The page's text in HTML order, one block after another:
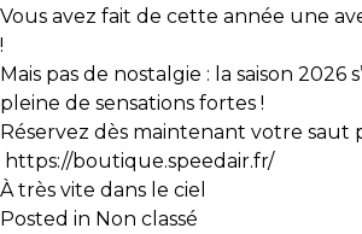
Vous avez fait de cette année une
!
Mais pas de nostalgie : la saison 2026
pleine de sensations fortes !
Réservez dès maintenant votre saut
https://boutique.speedair.fr/
À très vite dans le ciel
Posted in Non classé